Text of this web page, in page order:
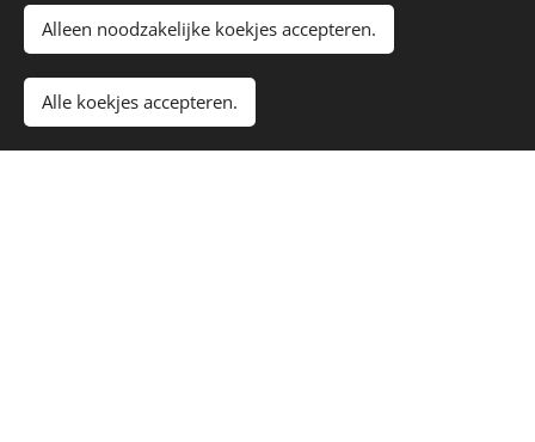
Alleen noodzakelijke koekjes accepteren.
Alle koekjes accepteren.